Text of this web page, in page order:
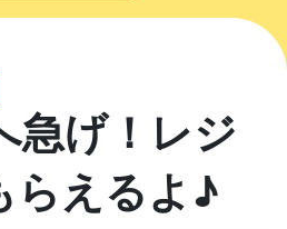
急げ！レジ
らえるよ♪